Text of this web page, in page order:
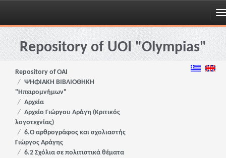
Skip
navigationRepository of UOI "Olympias"
Repository of OAI
ΨΗΦΙΑΚΗ ΒΙΒΛΙΟΘΗΚΗ
"Ηπειρομνήμων"
Αρχεία
Αρχείο Γιώργου Αράγη (Κριτικός
λογοτεχνίας)
6.Ο αρθρογράφος και σχολιαστής
Γιώργος Αράγης
6.2 Σχόλια σε πολιτιστικά θέματα